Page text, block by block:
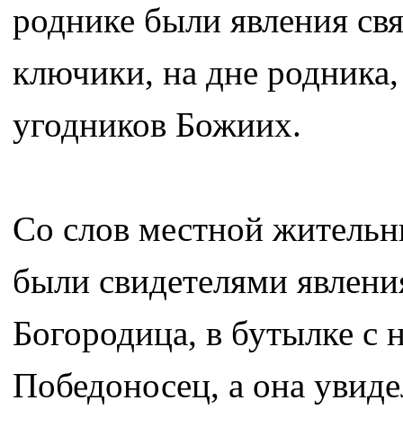
роднике были явления
ключики, на дне
угодников Божиих.
Со слов местной
были свидетелями
Богородица, в бутылке с
Победоносец, а она